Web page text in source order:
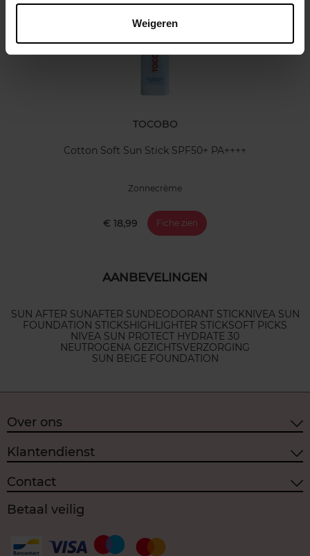
Weigeren
TOCOBO
Cotton Soft Sun Stick SPF50+ PA++++
Zonnecrème
€ 18,99 Fiche zien
AANBEVELINGEN
SUN AFTER SUNAFTER SUNDEODORANT STICKNIVEA SUN
FOUNDATION STICKSHIGHLIGHTER STICKSOFT PICKS
NIVEA SUN PROTECT HYDRATE 30
NEUTROGENA GEZICHTSVERZORGING
SUN BEIGE FOUNDATION
Over ons
Klantendienst
Contact
Betaal veilig